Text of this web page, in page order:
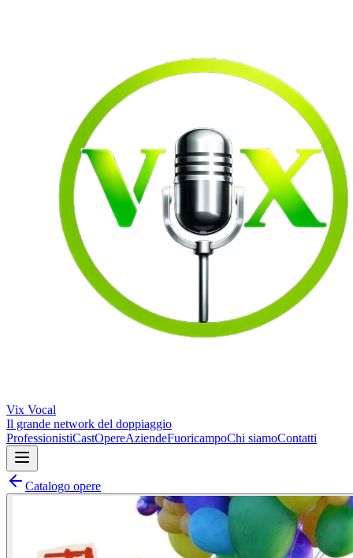
Vix Vocal
Il grande network del doppiaggio
ProfessionistiCastOpereAziendeFuoricampoChi siamoContatti
Catalogo opere